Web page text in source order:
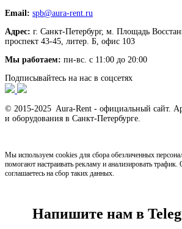
Email: spb@aura-rent.ru
Адрес: г. Санкт-Петербург, м. Площадь
проспект 43-45, литер. Б, офис 103
Мы работаем: пн-вс. с 11:00 до 20:00
Подписывайтесь на нас в соцсетях
© 2015-2025 Aura-Rent - официальный сайт.
и оборудования в Санкт-Петербурге.
Мы используем cookies для сбора обезличенных
помогают настраивать рекламу и анализировать трафик.
соглашаетесь на сбор таких данных.
Напишите нам в